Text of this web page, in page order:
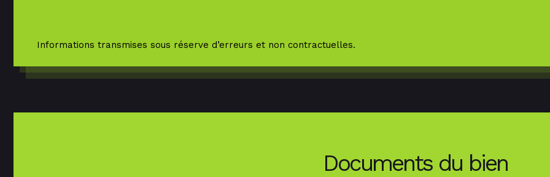
Informations transmises sous réserve d’erreurs et non contractuelles.
Documents du bien